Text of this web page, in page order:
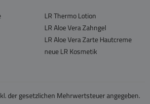
LR Thermo Lotion
LR Aloe Vera Zahngel
LR Aloe Vera Zarte Hautcreme
neue LR Kosmetik
der gesetzlichen Mehrwertsteuer angegeben.